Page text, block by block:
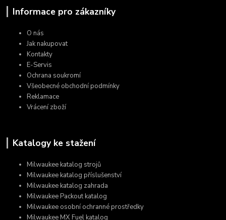
Informace pro zákazníky
O nás
Jak nakupovat
Kontakty
E-Servis
Ochrana soukromí
Všeobecné obchodní podmínky
Reklamace
Vrácení zboží
Katalogy ke stažení
Milwaukee katalog strojů
Milwaukee katalog příslušenství
Milwaukee katalog zahrada
Milwaukee Packout katalog
Milwaukee osobní ochranné prostředky
Milwaukee MX Fuel katalog